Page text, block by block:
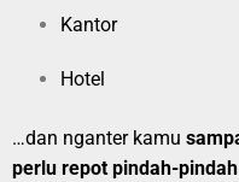
Kantor
Hotel
…dan nganter kamu
perlu repot pindah-